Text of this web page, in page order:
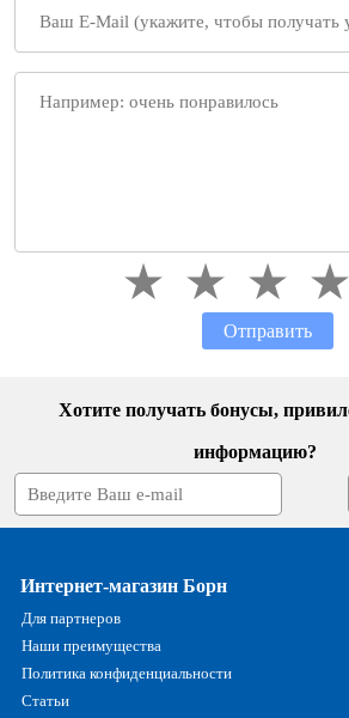
Отправить
Хотите получать бонусы,
информацию?
Интернет-магазин Борн
Для партнеров
Наши преимущества
Политика конфиденциальности
Статьи